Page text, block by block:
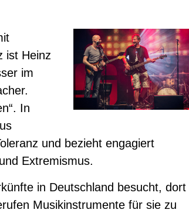
ist Heinz
im
In
und bezieht engagiert
Extremismus.
in Deutschland besucht, dort
Musikinstrumente für sie zu